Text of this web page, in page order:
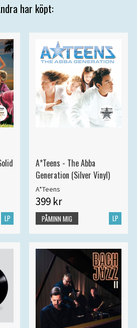
har köpt:
LP
A*Teens - The Abba
Generation (Silver Vinyl)
A*Teens
399 kr
LP
PÅMINN MIG